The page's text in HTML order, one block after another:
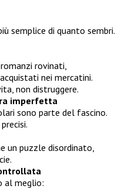
semplice di quanto sembri.
rovinati,
nei mercatini.
non distruggere.
imperfetta
sono parte del fascino.
un puzzle disordinato,
al meglio: